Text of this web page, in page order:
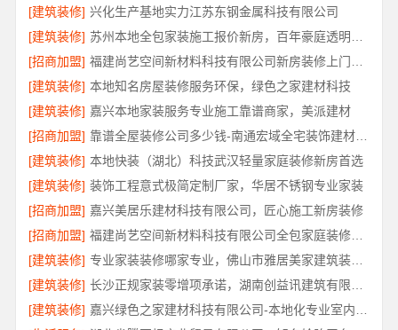
[建筑装修] 兴化生产基地实力江苏东钢金属科技有限公司
[建筑装修]
[招商加盟]
[建筑装修] 本地知名房屋装修服务环保，绿色之家建材科技
[建筑装修] 嘉兴本地家装服务专业施工靠谱商家，美派建材
[招商加盟]
靠谱全屋装修公司多少钱-南通宏域全宅装饰建材有限公司
[建筑装修] 本地快装（湖北）科技武汉轻量家庭装修新房首选
[建筑装修] 装饰工程意式极简定制厂家，华居不锈钢专业家装
[招商加盟] 嘉兴美居乐建材科技有限公司，匠心施工新房装修
[招商加盟]
福建尚艺空间新材料科技有限公司全包家庭装修口碑优选报价明细
[建筑装修]
专业家装装修哪家专业，佛山市雅居美家建筑装饰工程有限公司全流程管控透明
[建筑装修]
[建筑装修]